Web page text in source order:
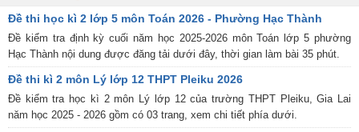
Đề thi học kì 2 lớp 5 môn Toán 2026 - Phường Hạc Thành
Đề kiểm tra định kỳ cuối năm học 2025-2026 môn Toán lớp 5 phường
Hạc Thành nội dung được đăng tải dưới đây, thời gian làm bài 35 phút.
Đề thi kì 2 môn Lý lớp 12 THPT Pleiku 2026
Đề kiểm tra học kì 2 môn Lý lớp 12 của trường THPT Pleiku, Gia Lai
năm học 2025 - 2026 gồm có 03 trang, xem chi tiết phía dưới.